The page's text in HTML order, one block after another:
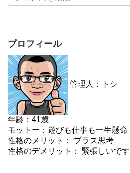
プロフィール
管理人：トシ
年齢：41歳
モットー：遊びも仕事も一生懸命
性格のメリット： プラス思考
性格のデメリット： 緊張しいです